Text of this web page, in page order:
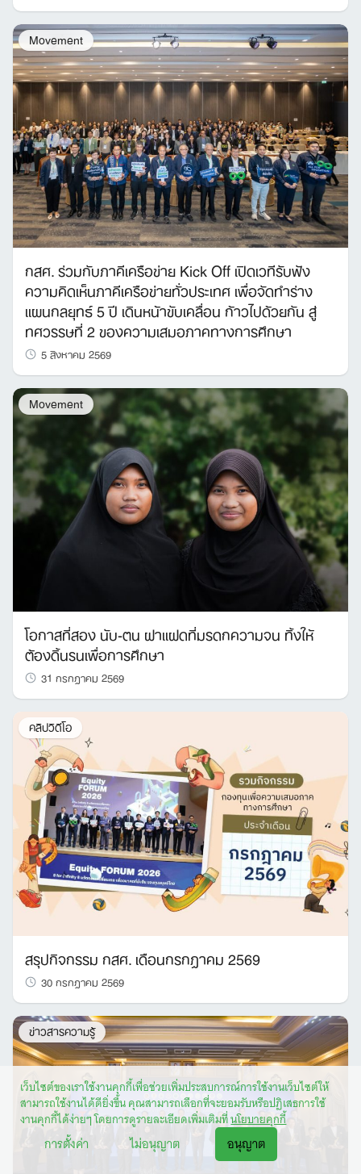
เว็บไซต์ของเราใช้งานคุกกี้เพื่อช่วยเพิ่มประสบการณ์การใช้งานเว็บไซต์ให้
สามารถใช้งานได้ดียิ่งขึ้น คุณสามารถเลือกที่จะยอมรับหรือปฏิเสธการใช้
งานคุกกี้ได้ง่ายๆ โดยการดูรายละเอียดเพิ่มเติมที่นโยบายคุกกี้
การตั้งค่า ไม่อนุญาต อนุญาต
Movement
กสศ. ร่วมกับภาคีเครือข่าย Kick Off เปิดเวทีรับฟัง
ความคิดเห็นภาคีเครือข่ายทั่วประเทศ เพื่อจัดทำร่าง
แผนกลยุทธ์ 5 ปี เดินหน้าขับเคลื่อน ก้าวไปด้วยกัน สู่
ทศวรรษที่ 2 ของความเสมอภาคทางการศึกษา
5 สิงหาคม 2569
Movement
โอกาสที่สอง นับ-ตน ฝาแฝดที่มรดกความจน ทิ้งให้
ต้องดิ้นรนเพื่อการศึกษา
31 กรกฎาคม 2569
คลิปวิดีโอ
สรุปกิจกรรม กสศ. เดือนกรกฎาคม 2569
30 กรกฎาคม 2569
ข่าวสารความรู้